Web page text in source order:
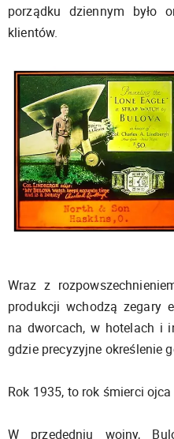
porządku dziennym było
klientów.
Wraz z
produkcji wchodzą zegary
na dworcach, w hotelach i
gdzie precyzyjne określenie
Rok 1935, to rok śmierci
W przededniu wojny,